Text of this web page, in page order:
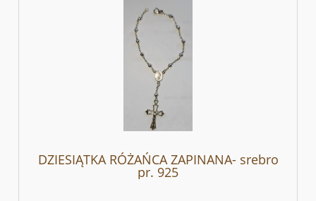
DZIESIĄTKA RÓŻAŃCA ZAPINANA- srebro
pr. 925